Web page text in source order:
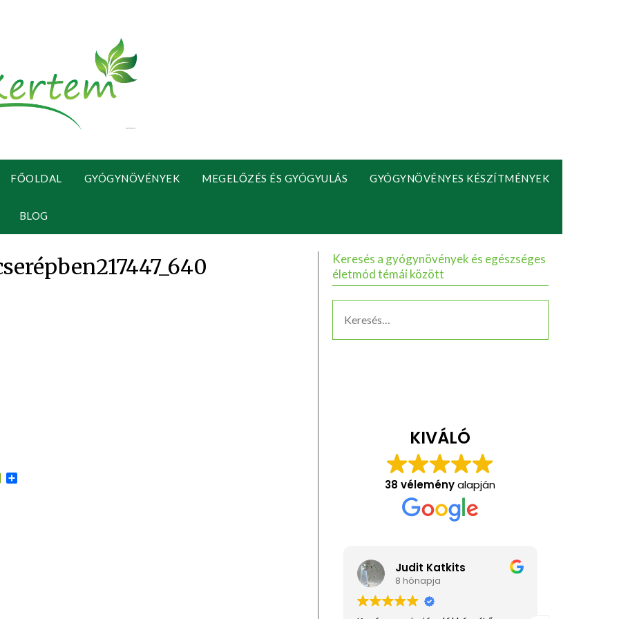
FŐOLDAL GYÓGYNÖVÉNYEK MEGELŐZÉS ÉS GYÓGYULÁS GYÓGYNÖVÉNYES KÉSZÍTMÉNYEK
BLOG
PrintFriendly
Keresés a gyógynövények és egészséges
életmód témái között
KIVÁLÓ
38 véleményalapján
Judit Katkits
8 hónapja